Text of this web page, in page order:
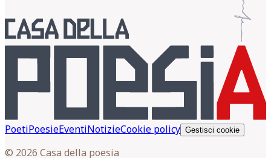
PoetiPoesieEventiNotizieCookie policy Gestisci cookie
© 2026 Casa della poesia